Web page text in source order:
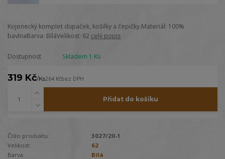
Kojenecký komplet dupaček, košilky a čepičky.Materiál: 100%
bavlnaBarva: BíláVelikost: 62 celý popis
Dostupnost Skladem 1 Ks
319 Kč/Ks264 Kčbez DPH
Přidat do košíku
Číslo produktu:
3027/20-1
Velikost:
62
Barva:
Bílá